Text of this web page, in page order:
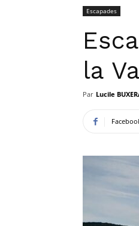
Escapades
la
Par Lucile